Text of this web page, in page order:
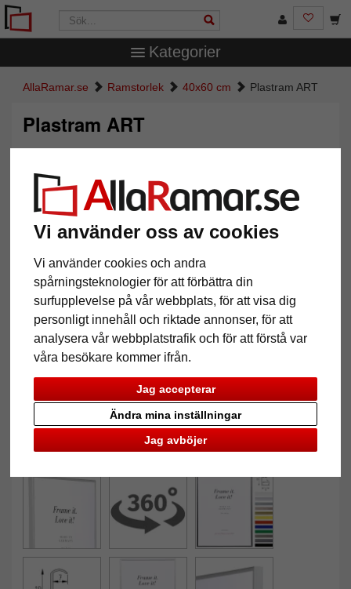
Vi använder oss av cookies
Vi använder cookies och andra
spårningsteknologier för att förbättra din
surfupplevelse på vår webbplats, för att visa dig
personligt innehåll och riktade annonser, för att
analysera vår webbplatstrafik och för att förstå var
våra besökare kommer ifrån.
Jag accepterar
Jag avböjer
Ändra mina inställningar
Kategorier
AllaRamar.se Ramstorlek 40x60 cm Plastram ART
Plastram ART